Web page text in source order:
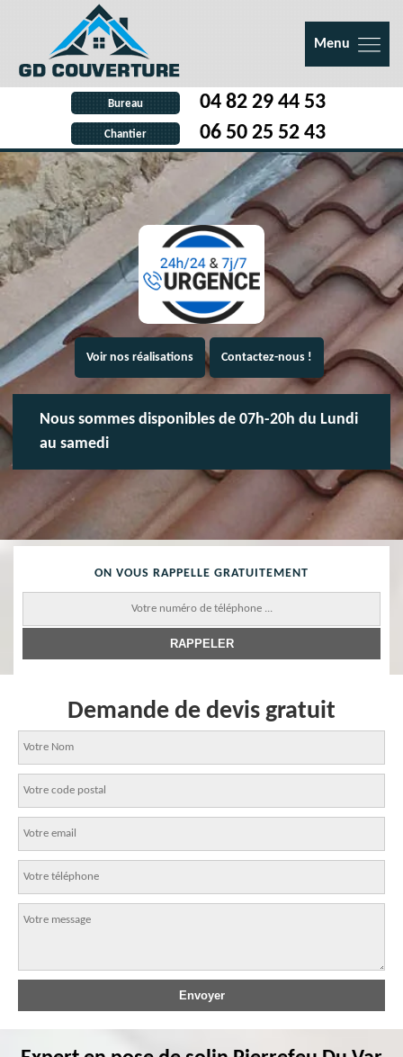
Menu
Bureau 04 82 29 44 53
Chantier 06 50 25 52 43
Voir nos réalisations Contactez-nous !
Nous sommes disponibles de 07h-20h du Lundi
au samedi
ON VOUS RAPPELLE GRATUITEMENT
Demande de devis gratuit